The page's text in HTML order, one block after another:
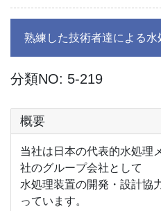
熟練した技術者達による水
分類NO: 5-219
概要
当社は日本の代表的水処理
社のグループ会社として
水処理装置の開発・設計協
っています。